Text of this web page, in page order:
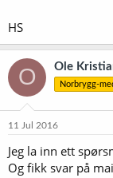
HS
O Ole
Norbrygg-
11 Jul 2016
Jeg la inn ett
Og fikk svar på